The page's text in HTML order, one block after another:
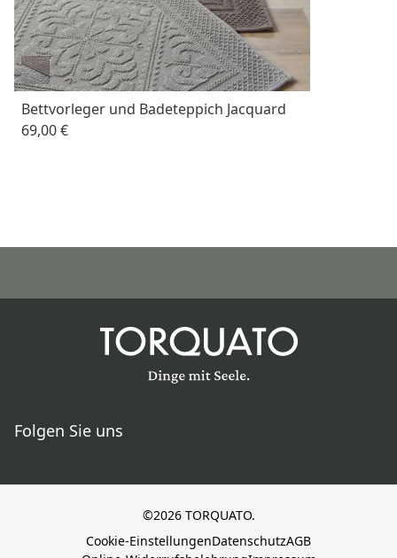
Bettvorleger und Badeteppich Jacquard
69,00 €
Folgen Sie uns
©2026 TORQUATO.
Cookie-EinstellungenDatenschutzAGB